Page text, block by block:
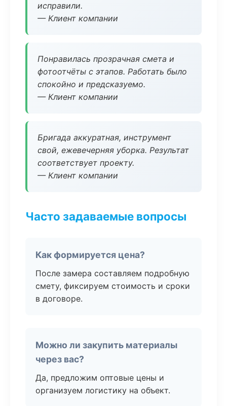
исправили.
— Клиент компании
Понравилась прозрачная смета и
фотоотчёты с этапов. Работать было
спокойно и предсказуемо.
— Клиент компании
Бригада аккуратная, инструмент
свой, ежевечерняя уборка. Результат
соответствует проекту.
— Клиент компании
Часто задаваемые вопросы
Как формируется цена?
После замера составляем подробную
смету, фиксируем стоимость и сроки
в договоре.
Можно ли закупить материалы
через вас?
Да, предложим оптовые цены и
организуем логистику на объект.